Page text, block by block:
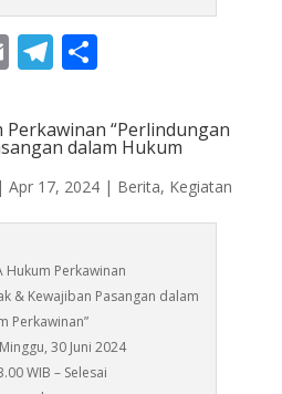
E
ai
l
T
e
gr
a
m
S
ar
e
Perkawinan “Perlindungan
dalam Hukum
| Apr 17, 2024| Berita, Kegiatan
Hukum Perkawinan
& Kewajiban Pasangan dalam
Perkawinan”
30 Juni 2024
WIB – Selesai